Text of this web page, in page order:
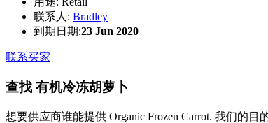
联系人: Bradley
到期日期:23 Jun 2020
联系买家
查找 有机冷冻胡萝卜
想要供应商谁能提供 Organic Frozen Carrot. 我们的